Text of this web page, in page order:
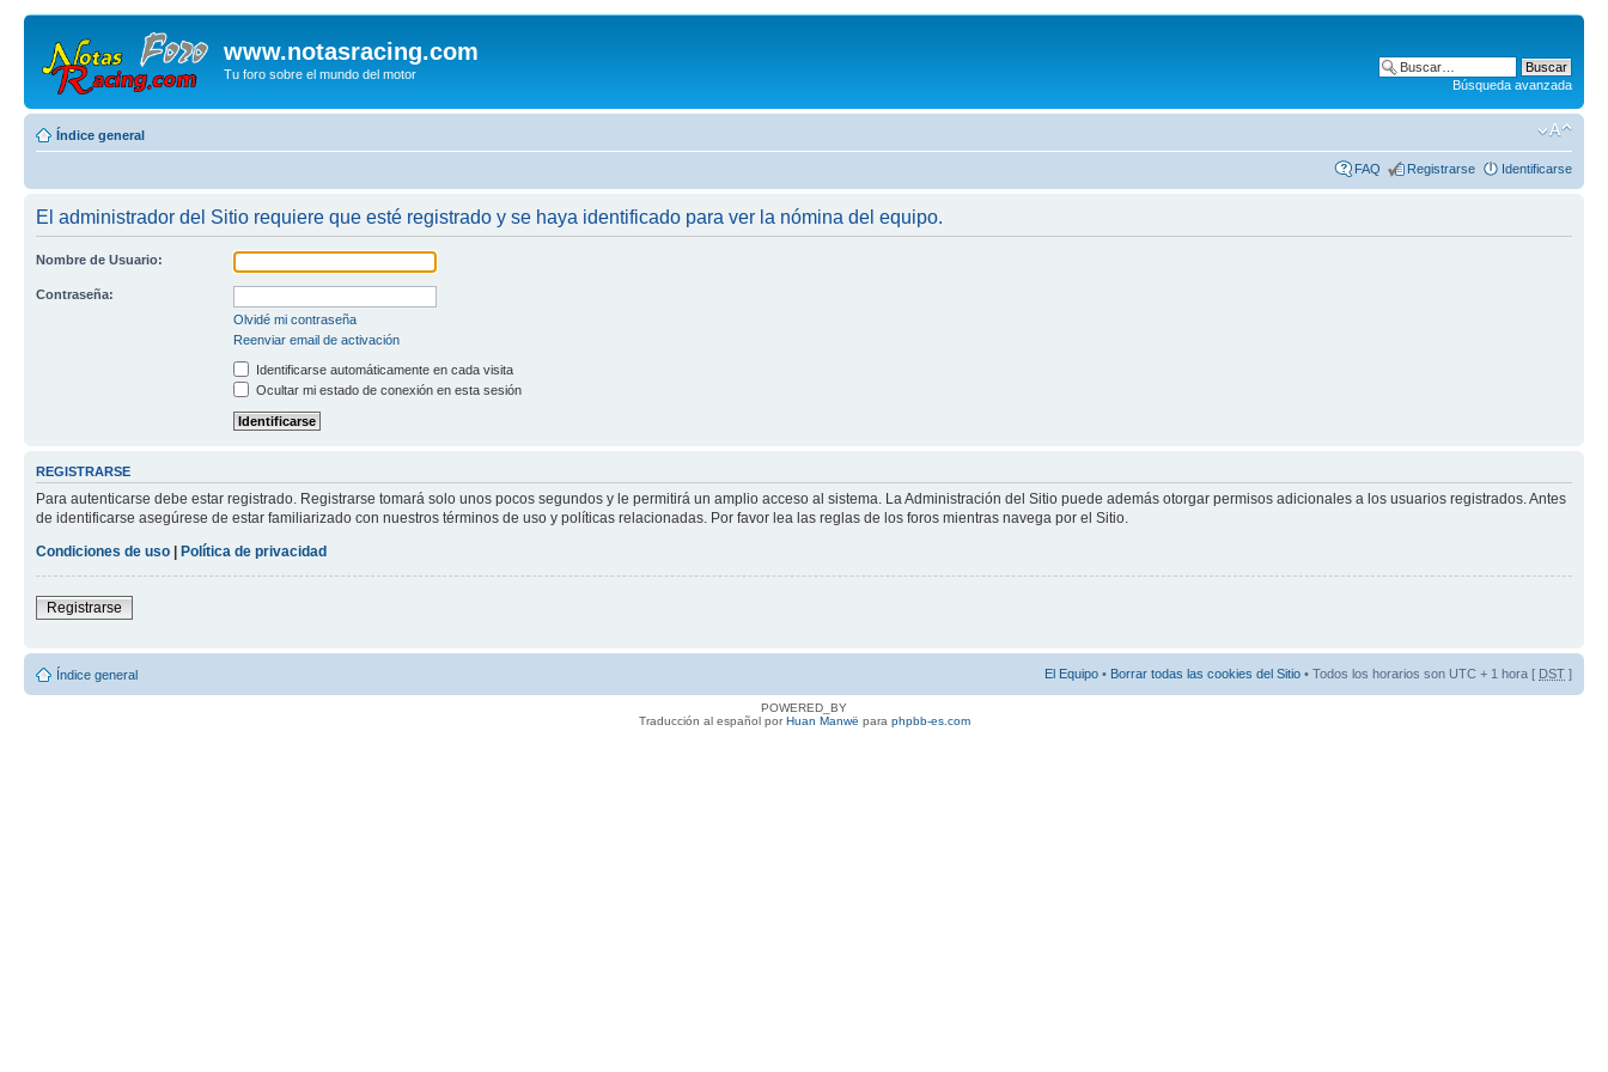
www.notasracing.com
Tu foro sobre el mundo del motor
Búsqueda avanzada
Índice general
FAQ Registrarse Identificarse
El administrador del Sitio requiere que esté registrado y se haya identificado para ver la nómina del equipo.
Nombre de Usuario:
Contraseña:
Olvidé mi contraseña
Reenviar email de activación
Identificarse automáticamente en cada visita
Ocultar mi estado de conexión en esta sesión
REGISTRARSE
Para autenticarse debe estar registrado. Registrarse tomará solo unos pocos segundos y le permitirá un amplio acceso al sistema. La Administración del Sitio puede además otorgar permisos adicionales a los usuarios registrados. Antes
de identificarse asegúrese de estar familiarizado con nuestros términos de uso y políticas relacionadas. Por favor lea las reglas de los foros mientras navega por el Sitio.
Condiciones de uso
Política de privacidad
Registrarse
Índice general El Equipo • Borrar todas las cookies del Sitio • Todos los horarios son UTC + 1 hora [ DST ]
POWERED_BY
Traducción al español porHuan Manwë para phpbb-es.com